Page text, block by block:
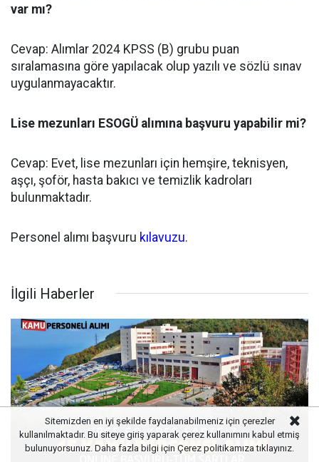
var mı?
Cevap: Alımlar 2024 KPSS (B) grubu puan
sıralamasına göre yapılacak olup yazılı ve sözlü sınav
uygulanmayacaktır.
Lise mezunları ESOGÜ alımına başvuru yapabilir mi?
Cevap: Evet, lise mezunları için hemşire, teknisyen,
aşçı, şoför, hasta bakıcı ve temizlik kadroları
bulunmaktadır.
Personel alımı başvuru kılavuzu.
İlgili Haberler
Sitemizden en iyi şekilde faydalanabilmeniz için çerezler
kullanılmaktadır. Bu siteye giriş yaparak çerez kullanımını kabul etmiş
bulunuyorsunuz. Daha fazla bilgi için Çerez politikamızatıklayınız.